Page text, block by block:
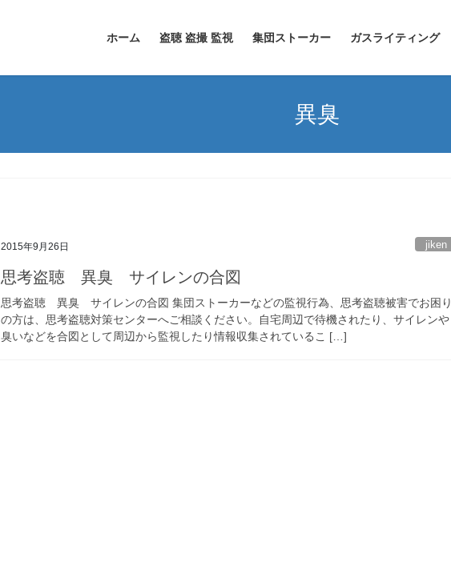
ホーム 盗聴 盗撮 監視 集団ストーカー ガスライティング
異臭
2015年9月26日 jiken
思考盗聴 異臭 サイレンの合図
思考盗聴 異臭 サイレンの合図 集団ストーカーなどの監視行為、思考盗聴被害でお困り
の方は、思考盗聴対策センターへご相談ください。自宅周辺で待機されたり、サイレンや
臭いなどを合図として周辺から監視したり情報収集されているこ […]